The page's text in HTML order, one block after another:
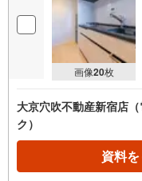
画像20枚
大京穴吹不動産新宿店
ク）
資料